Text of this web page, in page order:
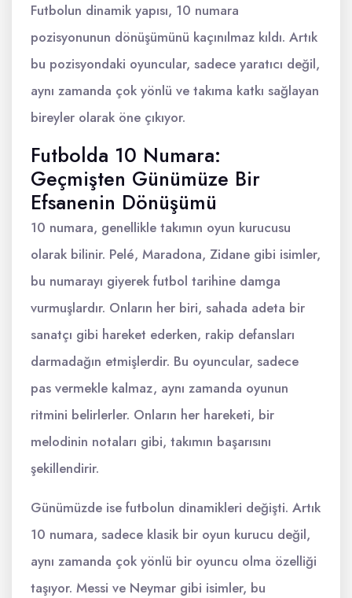
Futbolun dinamik yapısı, 10 numara
pozisyonunun dönüşümünü kaçınılmaz kıldı. Artık
bu pozisyondaki oyuncular, sadece yaratıcı değil,
aynı zamanda çok yönlü ve takıma katkı sağlayan
bireyler olarak öne çıkıyor.
Futbolda 10 Numara:
Geçmişten Günümüze Bir
Efsanenin Dönüşümü
10 numara, genellikle takımın oyun kurucusu
olarak bilinir. Pelé, Maradona, Zidane gibi isimler,
bu numarayı giyerek futbol tarihine damga
vurmuşlardır. Onların her biri, sahada adeta bir
sanatçı gibi hareket ederken, rakip defansları
darmadağın etmişlerdir. Bu oyuncular, sadece
pas vermekle kalmaz, aynı zamanda oyunun
ritmini belirlerler. Onların her hareketi, bir
melodinin notaları gibi, takımın başarısını
şekillendirir.
Günümüzde ise futbolun dinamikleri değişti. Artık
10 numara, sadece klasik bir oyun kurucu değil,
aynı zamanda çok yönlü bir oyuncu olma özelliği
taşıyor. Messi ve Neymar gibi isimler, bu